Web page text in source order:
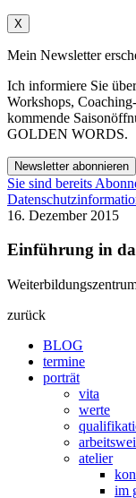
X
Mein Newsletter
Ich informiere Sie
Workshops,
kommende
GOLDEN WORDS.
Newsletter abonnieren
Sie sind bereits
16. Dezember 2015
Einführung in
zurück
BLOG
termine
porträt
vita
werte
atelier
im